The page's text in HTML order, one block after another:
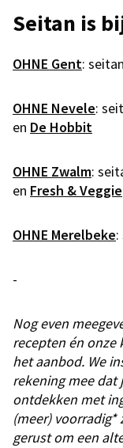
Seitan is
OHNE Gent:
OHNE Nevele:
en De Hobbit
OHNE Zwalm:
en Fresh & Veggie
OHNE Merelbeke
-
Nog even
recepten én onze
het aanbod. We
rekening mee dat
ontdekken met
(meer) voorradig*
gerust om een